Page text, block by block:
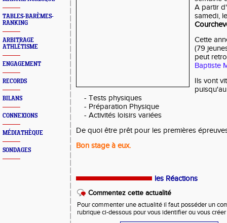
TABLES-BARÈMES-
RANKING
ARBITRAGE
ATHLÉTISME
ENGAGEMENT
RECORDS
BILANS
CONNEXIONS
MÉDIATHÈQUE
SONDAGES
A partir
samedi,
Cette
(79
peut
Baptiste
Ils vont
- Tests physiques
- Préparation Physique
- Activités loisirs variées
De quoi être prêt pour les premières
Bon stage à eux.
les Réactions
Commentez cette actualité
Pour commenter une actualité il faut posséder un
rubrique ci-dessous pour vous identifier ou vous